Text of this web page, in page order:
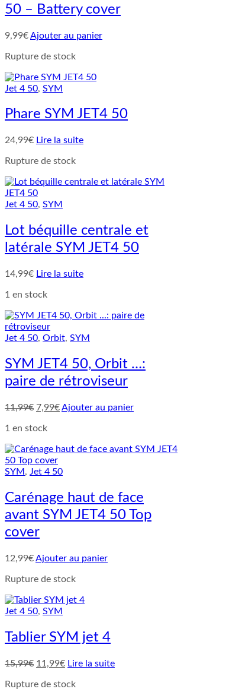
50 – Battery cover
9,99€Ajouter au panier
Rupture de stock
Jet 4 50, SYM
Phare SYM JET4 50
24,99€ Lire la suite
Rupture de stock
Jet 4 50, SYM
Lot béquille centrale et
latérale SYM JET4 50
14,99€ Lire la suite
1 en stock
Jet 4 50, Orbit, SYM
SYM JET4 50, Orbit …:
paire de rétroviseur
11,99€ Le
initial
11,99€.
7,99€Le
7,99€.
Ajouter au panier
1 en stock
SYM , Jet 4 50
Carénage haut de face
avant SYM JET4 50 Top
cover
12,99€Ajouter au panier
Rupture de stock
Jet 4 50, SYM
Tablier SYM jet 4
15,99€ Le
initial
11,99€Le
actuel
Lire la suite
Rupture de stock